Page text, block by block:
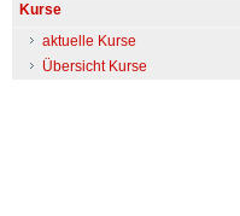
Kurse
aktuelle Kurse
Übersicht Kurse